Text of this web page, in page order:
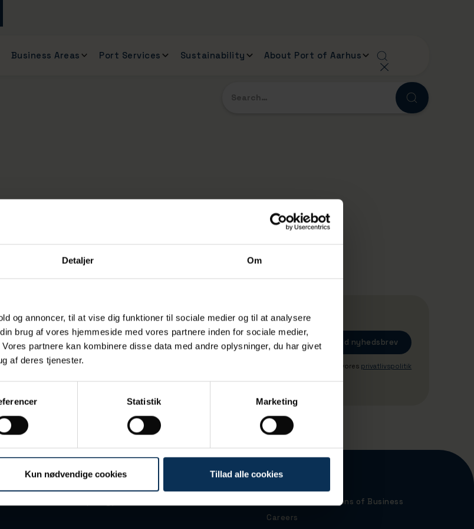
Detaljer Om
og annoncer, til at vise dig funktioner til sociale medier og til at analysere
brug af vores hjemmeside med vores partnere inden for sociale medier,
partnere kan kombinere disse data med andre oplysninger, du har givet
af deres tjenester.
Statistik Marketing
Kun nødvendige cookies Tillad alle cookies
Business Areas Port Services Sustainability About Port of Aarhus
Ved tilmeding accepterer du vores privatlivspolitik
Terms and Conditions of Business
Careers